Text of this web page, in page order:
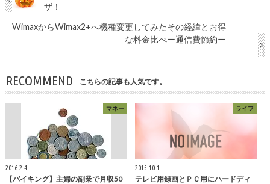
ザ！
WimaxからWimax2+へ機種変更してみたその経緯とお得
な料金比べー通信費節約ー
RECOMMEND こちらの記事も人気です。
マネー
2016.2.4
【バイキング】主婦の副業で月収50
ライフ
2015.10.1
テレビ用録画とＰＣ用にハードディ